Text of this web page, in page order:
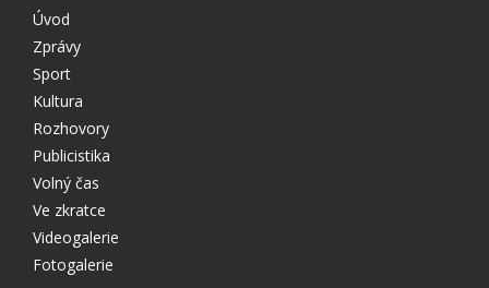
Úvod
Zprávy
Sport
Kultura
Rozhovory
Publicistika
Volný čas
Ve zkratce
Videogalerie
Fotogalerie